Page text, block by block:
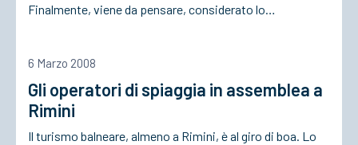
Finalmente, viene da pensare, considerato lo…
6 Marzo 2008
Gli operatori di spiaggia in assemblea a
Rimini
Il turismo balneare, almeno a Rimini, è al giro di boa. Lo